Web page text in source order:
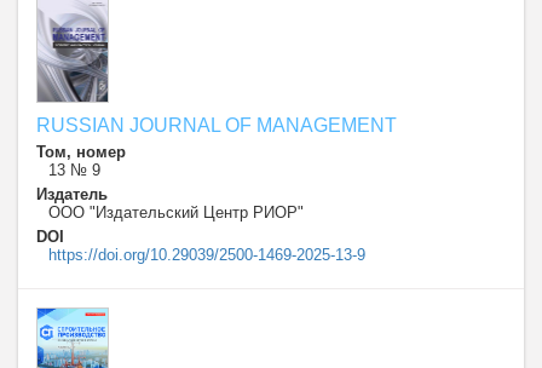
RUSSIAN JOURNAL OF MANAGEMENT
Том, номер
13 № 9
Издатель
ООО "Издательский Центр РИОР"
DOI
https://doi.org/10.29039/2500-1469-2025-13-9